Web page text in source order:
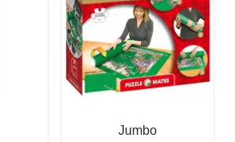
Jumbo